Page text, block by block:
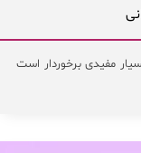
مفیدی برخوردار است